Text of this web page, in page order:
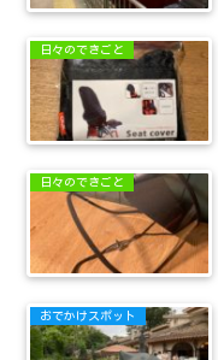
日々のできごと
日々のできごと
おでかけスポット